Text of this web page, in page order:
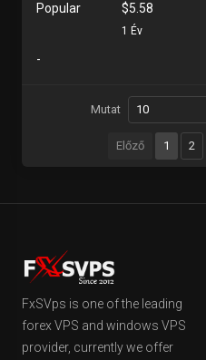
Popular $5.58
1 Év
-
Előző 1 2
Mutat
FxSVps is one of the leading
forex VPS and windows VPS
provider, currently we offer